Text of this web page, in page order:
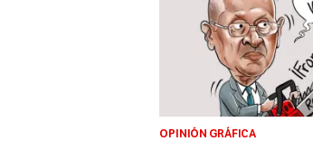
OPINIÓN GRÁFICA